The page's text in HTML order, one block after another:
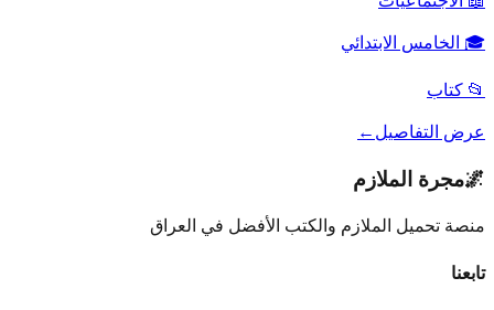
🎓 الخامس الابتدائي
📂 كتاب
عرض التفاصيل←
🌌مجرة الملازم
منصة تحميل الملازم والكتب الأفضل في العراق
تابعنا